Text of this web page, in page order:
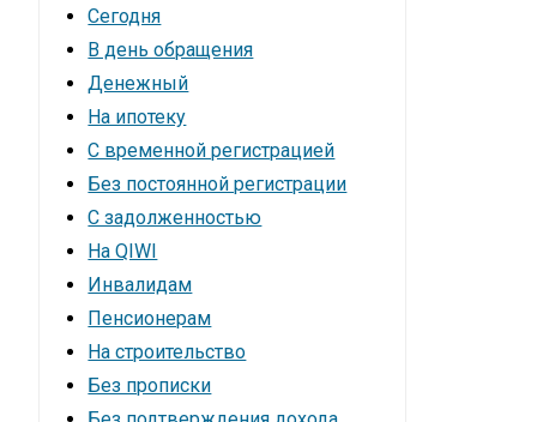
Сегодня
В день обращения
Денежный
На ипотеку
С временной регистрацией
Без постоянной регистрации
С задолженностью
На QIWI
Инвалидам
Пенсионерам
На строительство
Без прописки